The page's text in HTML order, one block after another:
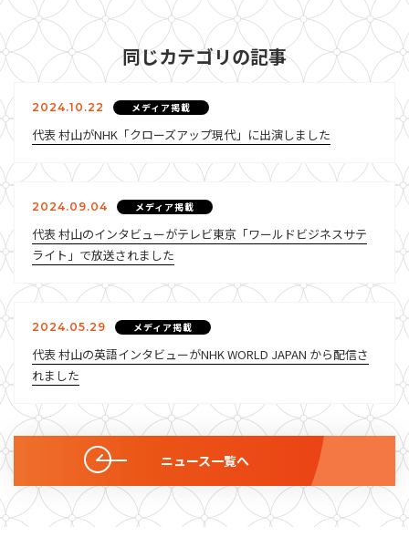
同じカテゴリの記事
2024.10.22 メディア掲載
代表 村山がNHK「クローズアップ現代」に出演しました
2024.09.04 メディア掲載
代表 村山のインタビューがテレビ東京「ワールドビジネスサテ
ライト」で放送されました
2024.05.29 メディア掲載
代表 村山の英語インタビューがNHK WORLD JAPAN から配信さ
れました
ニュース一覧へ